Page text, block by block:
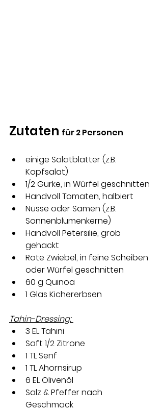
Zutaten für 2 Personen
einige Salatblätter (z.B.
Kopfsalat)
1/2 Gurke, in Würfel geschnitten
Handvoll Tomaten, halbiert
Nüsse oder Samen (z.B.
Sonnenblumenkerne)
Handvoll Petersilie, grob
gehackt
Rote Zwiebel, in feine Scheiben
oder Würfel geschnitten
60 g Quinoa
1 Glas Kichererbsen
Tahin-Dressing:
3 EL Tahini
Saft 1/2 Zitrone
1 TL Senf
1 TL Ahornsirup
6 EL Olivenöl
Salz & Pfeffer nach
Geschmack